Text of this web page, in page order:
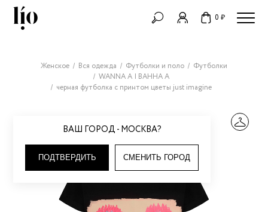
0 ₽
ВАШ ГОРОД - МОСКВА?
ПОДТВЕРДИТЬ СМЕНИТЬ ГОРОД
Женское Вся одежда Футболки и поло
Футболки
WANNA A | ВАННА А
черная футболка c принтом цветы just imagine